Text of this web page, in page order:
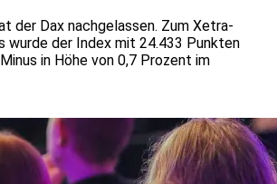
der Dax nachgelassen. Zum Xetra-
wurde der Index mit 24.433 Punkten
in Höhe von 0,7 Prozent im